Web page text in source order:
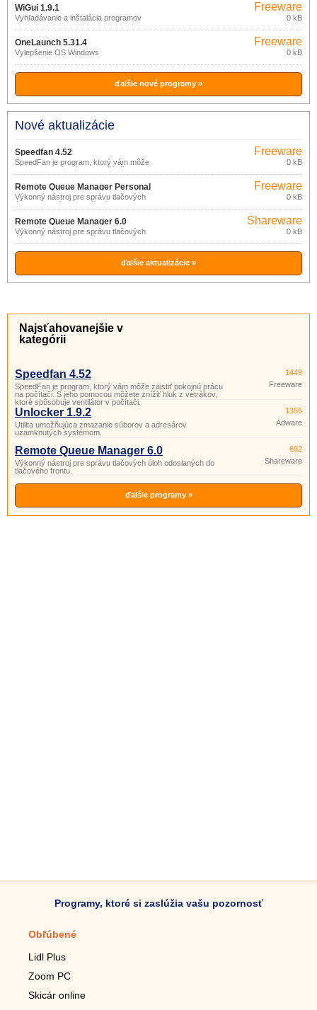
WiGui 1.9.1
Vyhľadávanie a inštalácia programov
Freeware
0 kB
OneLaunch 5.31.4
Vylepšenie OS Windows
Freeware
0 kB
ďalšie nové programy »
Nové aktualizácie
Speedfan 4.52
SpeedFan je program, ktorý vám môže
zaistiť pokojnú prácu na počítači. S jeho
pomocou môžete znížiť hluk z vetrákov,
ktoré spôsobuje ventilátor v počítači.
Freeware
0 kB
Remote Queue Manager Personal
6.0
Výkonný nástroj pre správu tlačových
úloh odoslaných do tlačového frontu.
Freeware
(pro
nekomerční
účely)
0 kB
Remote Queue Manager 6.0
Výkonný nástroj pre správu tlačových
úloh odoslaných do tlačového frontu.
Shareware
0 kB
ďalšie aktualizácie »
Najsťahovanejšie v
kategórii
Speedfan 4.52
SpeedFan je program, ktorý vám môže zaistiť pokojnú prácu
na počítači. S jeho pomocou môžete znížiť hluk z vetrákov,
ktoré spôsobuje ventilátor v počítači.
1449
Freeware
Unlocker 1.9.2
Utilita umožňujúca zmazanie súborov a adresárov
uzamknutých systémom.
1355
Adware
Remote Queue Manager 6.0
Výkonný nástroj pre správu tlačových úloh odoslaných do
tlačového frontu.
692
Shareware
ďalšie programy »
Programy, ktoré si zaslúžia vašu pozornosť
Obľúbené
Lidl Plus
Zoom PC
Skicár online